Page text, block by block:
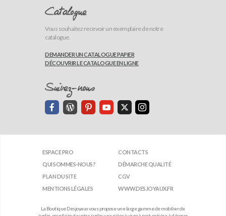
Catalogue
Vous souhaitez recevoir un exemplaire de notre
catalogue.
DEMANDER UN CATALOGUE PAPIER
DÉCOUVRIR LE CATALOGUE EN LIGNE
Suivez-nous
ESPACE PRO
CONTACTS
QUI SOMMES-NOUS?
DÉMARCHE QUALITÉ
PLAN DU SITE
CGV
MENTIONS LÉGALES
WWW.DESJOYAUX.FR
La Boutique Desjoyaux vous propose une large gamme de mobilier de